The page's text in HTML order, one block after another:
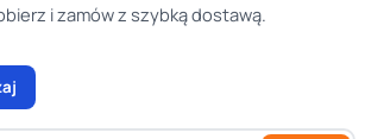
i zamów z szybką dostawą.